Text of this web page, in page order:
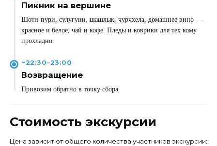
Пикник на вершине
Шоти-пури, сулугуни, шашлык, чурчхела, домашнее вино —
красное и белое, чай и кофе. Пледы и коврики для тех кому
прохладно.
~22:30–23:00
Возвращение
Привозим обратно в точку сбора.
Стоимость экскурсии
Цена зависит от общего количества участников экскурсии: